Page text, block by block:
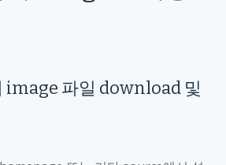
image 파일 download 및